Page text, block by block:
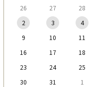
26 27 28
2
3 4
9
10 11
16
17 18
23
24 25
30
31 1